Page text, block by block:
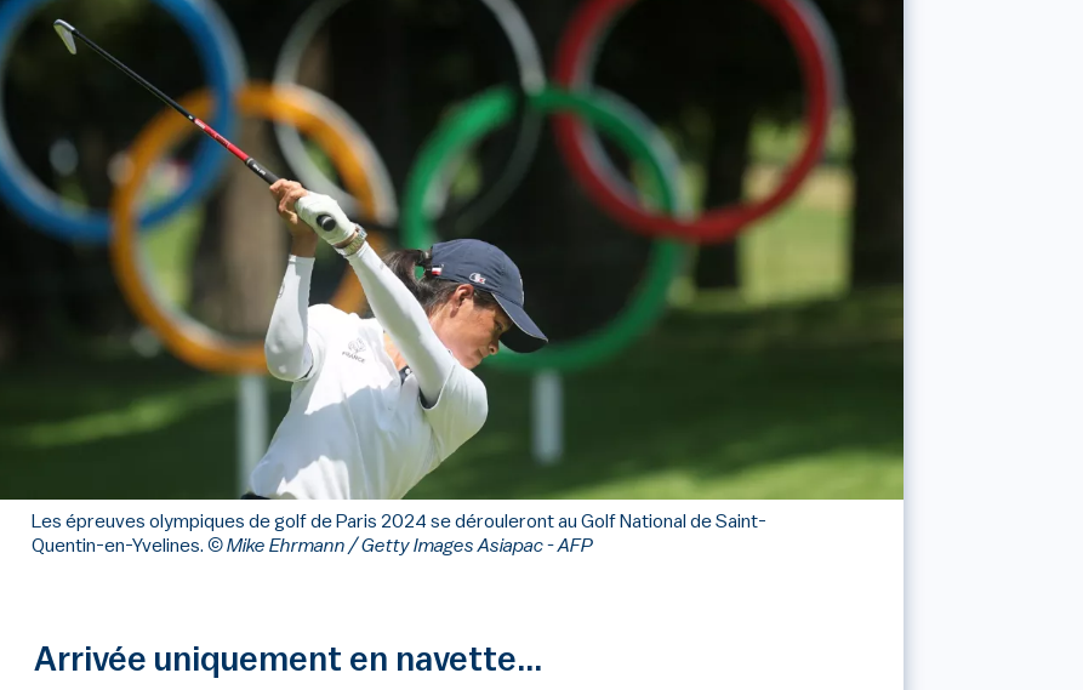
Les épreuves olympiques de golf de Paris 2024 se dérouleront au Golf National de Saint-
Quentin-en-Yvelines. © Mike Ehrmann / Getty Images Asiapac - AFP
Arrivée uniquement en navette...